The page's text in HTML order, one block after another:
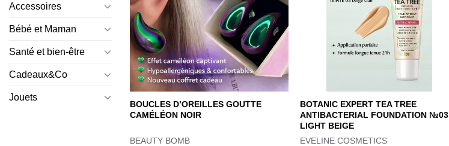
Accessoires
Bébé et Maman
Santé et bien-être
Cadeaux&Co
Jouets
BOUCLES D’OREILLES GOUTTE
CAMÉLÉON NOIR
BEAUTY BOMB
BOTANIC EXPERT TEA TREE
ANTIBACTERIAL FOUNDATION №03
LIGHT BEIGE
EVELINE COSMETICS